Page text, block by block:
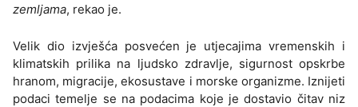
zemljama, rekao je.
Velik dio izvješća posvećen je utjecajima vremenskih i
klimatskih prilika na ljudsko zdravlje, sigurnost opskrbe
hranom, migracije, ekosustave i morske organizme. Iznijeti
podaci temelje se na podacima koje je dostavio čitav niz